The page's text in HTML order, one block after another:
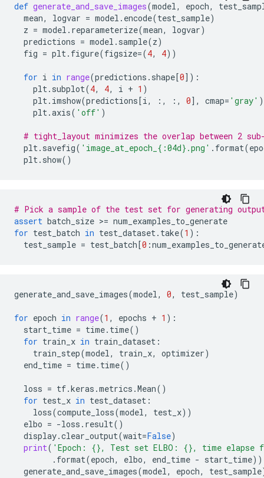
def generate_and_save_images(model, epoch,
mean, logvar = model . encode(test_sample)
z = model . reparameterize(mean, logvar)
predictions = model . sample(z)
fig = plt. figure(figsize=(4, 4))
for i in range(predictions . shape[0]):
plt. subplot(4, 4, i + 1 )
plt. imshow(predictions[i, :, :, 0], cmap= 'gray' )
plt.axis( 'off' )
# tight_layout minimizes the overlap between 2
plt. savefig( 'image_at_epoch_ {:04d} .png' . format(
plt. show()
# Pick a sample of the test set for generating
assert batch_size >= num_examples_to_generate
for test_batch in test_dataset. take(1 ):
test_sample = test_batch[0 :
generate_and_save_images(model, 0, test_sample)
for epoch in range(1 , epochs + 1 ):
start_time = time. time()
for train_x in train_dataset :
train_step(model, train_x, optimizer)
end_time = time. time()
loss = tf.keras .metrics .Mean()
for test_x in test_dataset :
loss(compute_loss(model, test_x))
elbo = -loss . result()
display.clear_output(wait=False)
print( 'Epoch: {}, Test set ELBO: {}, time elapse
. format(epoch, elbo, end_time - start_time))
generate_and_save_images(model, epoch, test_sample